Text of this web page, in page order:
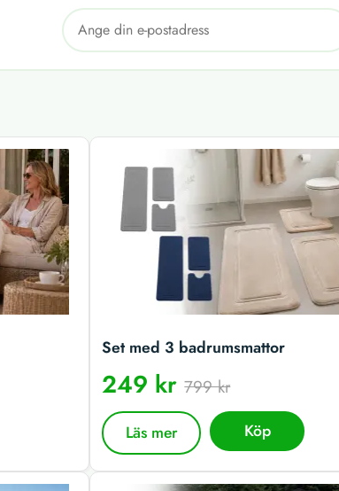
Set med 3 badrumsmattor
249 kr799 kr
Läs mer Köp